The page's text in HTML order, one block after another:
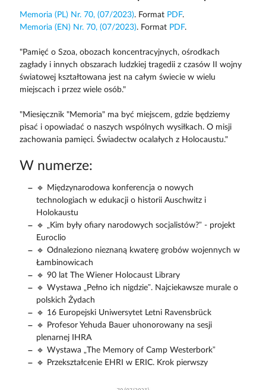
Memoria (PL) Nr. 70, (07/2023). Format PDF.
Memoria (EN) Nr. 70, (07/2023). Format PDF.
"Pamięć o Szoa, obozach koncentracyjnych, ośrodkach
zagłady i innych obszarach ludzkiej tragedii z czasów II wojny
światowej kształtowana jest na całym świecie w wielu
miejscach i przez wiele osób."
"Miesięcznik "Memoria" ma być miejscem, gdzie będziemy
pisać i opowiadać o naszych wspólnych wysiłkach. O misji
zachowania pamięci. Świadectw ocalałych z Holocaustu."
W numerze:
🔹 Międzynarodowa konferencja o nowych
technologiach w edukacji o historii Auschwitz i
Holokaustu
🔹 „Kim były ofiary narodowych socjalistów?” - projekt
Euroclio
🔹 Odnaleziono nieznaną kwaterę grobów wojennych w
Łambinowicach
🔹 90 lat The Wiener Holocaust Library
🔹 Wystawa „Pełno ich nigdzie”. Najciekawsze murale o
polskich Żydach
🔹 16 Europejski Uniwersytet Letni Ravensbrück
🔹 Profesor Yehuda Bauer uhonorowany na sesji
plenarnej IHRA
🔹 Wystawa „The Memory of Camp Westerbork”
🔹 Przekształcenie EHRI w ERIC. Krok pierwszy